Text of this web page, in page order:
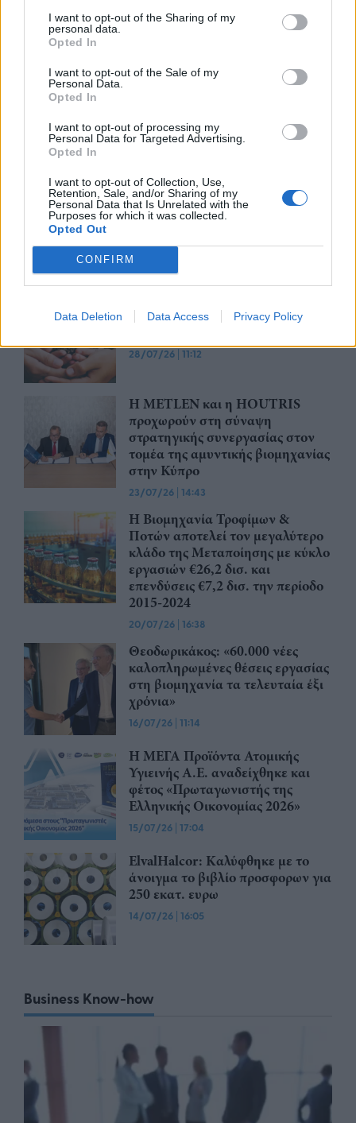
I want to opt-out of the Sharing of my
personal data.
Opted In
I want to opt-out of the Sale of my
Personal Data.
Opted In
I want to opt-out of processing my
Personal Data for Targeted Advertising.
Opted In
I want to opt-out of Collection, Use,
Retention, Sale, and/or Sharing of my
Personal Data that Is Unrelated with the
Purposes for which it was collected.
Opted Out
CONFIRM
Data Deletion Data Access Privacy Policy
Περισσότερα από το
METLEN: H πρώτη συμφωνία για
Ελλάδα σε αμερικανική εταιρεία
τεχνολογίας
Νέα συνεργασία ALTUS-LSA και
Shield AI για την ανάπτυξη
αεροπορικών συστημάτων
28/07/26
την αναβάθμιση και πλήρη 6ετή
28/07/26 | 11:12
Η METLEN και η HOUTRIS
προχωρούν στη σύναψη
στρατηγικής συνεργασίας στον
τομέα της αμυντικής βιομηχανίας
στην Κύπρο
23/07/26 | 14:43
Η Βιομηχανία Τροφίμων &
Ποτών αποτελεί τον μεγαλύτερο
κλάδο της Μεταποίησης με κύκλο
εργασιών €26,2 δισ. και
επενδύσεις €7,2 δισ. την περίοδο
2015-2024
20/07/26 | 16:38
Θεοδωρικάκος: «60.000 νέες
καλοπληρωμένες θέσεις εργασίας
στη βιομηχανία τα τελευταία έξι
χρόνια»
16/07/26 | 11:14
Η ΜΕΓΑ Προϊόντα Ατομικής
Υγιεινής Α.Ε. αναδείχθηκε και
φέτος «Πρωταγωνιστής της
Ελληνικής Οικονομίας 2026»
15/07/26 | 17:04
ElvalHalcor: Καλύφθηκε με το
άνοιγμα το βιβλίο προσφορων για
250 εκατ. ευρω
14/07/26 | 16:05
Business Know-how